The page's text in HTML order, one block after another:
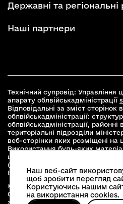
Державні та регіональні
Наші партнери
Технічний супровід: Управління
апарату облвійськадміністрації
Відповідальні за зміст сторінок
облвійськадміністрації:
облвійськадміністрації, районні
територіальні підрозділи
веб-сторінки яких розміщені на
Використання будь-яких
цьому сайті, дозволяється при
(для інтернет-видань -
Вінницької
© 2026 Весь контент доступний
Commons Attribution 4.0
зазначено інше
Наш веб-сайт
щоб зробити перегляд
Користуючись нашим
на використання cookies.